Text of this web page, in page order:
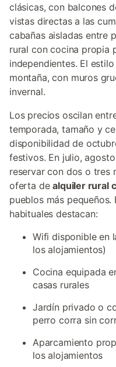
clásicas, con balcones
vistas directas a las
cabañas aisladas entre
rural con cocina propia
independientes. El
montaña, con muros
invernal.
Los precios oscilan
temporada, tamaño y
disponibilidad de
festivos. En julio,
reservar con dos o tres
oferta dealquiler rural
pueblos más
habituales destacan:
Wifi disponible en
los alojamientos)
Cocina equipada
casas rurales
Jardín privado o
perro corra sin
Aparcamiento
los alojamientos